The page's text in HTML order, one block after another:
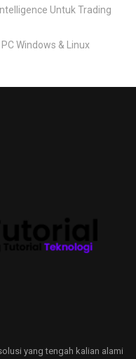
Untuk Trading
Windows & Linux
yang tengah kalian alami